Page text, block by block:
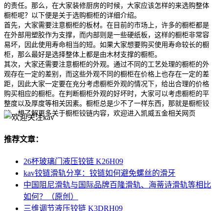
的责任。那么，在大家装修厨房的时候，大家应该怎样的来选购整体
橱柜呢？以下便是关于选购橱柜的详细介绍。
首先，大家需要注意橱柜的板材。在目前的市场上，许多的橱柜都是
在外部用塑胶作为支撑，而内部则是一些硬纸板，这样的橱柜非常容
易坏，因此使用寿命相当的短。如果大家想要购买使用寿命较长的橱
柜，那么最好是选择整体上都是由木材支撑的橱柜。
其次，大家还需要注意橱柜的外观。通过不同的工艺处理的橱柜的外
观存在一定的差别，而这些外观不同的橱柜在价格上也存在一定的差
距，因此大家一定要在充分考虑橱柜外观的情况下，给出合理的价格
购买相应的橱柜。在判断橱柜外观的好坏时，大家可以考虑橱柜的平
整度以及厚度等相关因素。橱柜总是少不了一样东西，那就是橱柜铰
链，想了解更多关于橱柜铰链内容，欢迎进入凯威五金相关网页
推荐文章：
26杯玻璃门液压铰链 K26H09
kav铰链滑轨分享：铰链如何避免螺丝的滑牙
中国阻尼滑轨与国际品牌百隆滑轨、海蒂诗滑轨等相比
如何？（原创）
三维调节液压铰链 K3DRH09